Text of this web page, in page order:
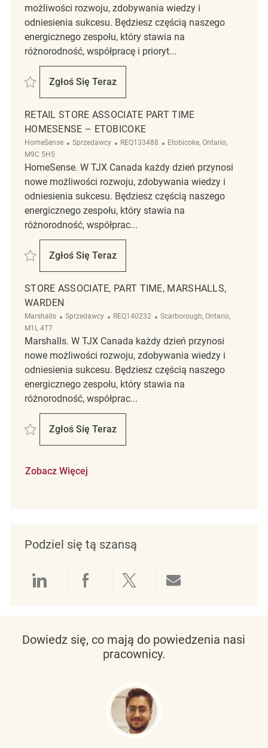
możliwości rozwoju, zdobywania wiedzy i
odniesienia sukcesu. Będziesz częścią naszego
energicznego zespołu, który stawia na
różnorodność, współpracę i prioryt...
Zapisać Retail Store Associate Part Time Seasonal Marshalls -
Zgłoś Się Teraz
Retail Store Associate Part Time
RETAIL STORE ASSOCIATE PART TIME
HOMESENSE – ETOBICOKE
HomeSense Kategoria
Sprzedawcy ReqId
REQ133488 Lokalizacja
Etobicoke, Ontario,
M9C 5H5
HomeSense. W TJX Canada każdy dzień przynosi
nowe możliwości rozwoju, zdobywania wiedzy i
odniesienia sukcesu. Będziesz częścią naszego
energicznego zespołu, który stawia na
różnorodność, współprac...
Zapisać Retail Store Associate Part Time HomeSense – Etobicoke
Zgłoś Się Teraz
Retail Store Associate Part Time
STORE ASSOCIATE, PART TIME, MARSHALLS,
WARDEN
Marshalls Kategoria
Sprzedawcy ReqId
REQ140232 Lokalizacja
Scarborough, Ontario,
M1L 4T7
Marshalls. W TJX Canada każdy dzień przynosi
nowe możliwości rozwoju, zdobywania wiedzy i
odniesienia sukcesu. Będziesz częścią naszego
energicznego zespołu, który stawia na
różnorodność, współprac...
Zapisać Store Associate, Part Time, Marshalls, Warden REQ140232
Zgłoś Się Teraz
Store Associate, Part Time, Marshalls,
Zobacz Więcej
Podziel się tą szansą
Udostępnianie przez LinkedIn
Udostępnianie przez
Udostępnij przez
Dowiedz się, co mają do powiedzenia nasi
pracownicy.